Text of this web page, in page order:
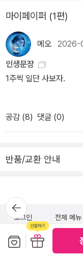
든든하게 한다. 주가 변
니라, 우량한 기업과
평온한 현금 흐름을 만
해 자산이 스스로 자라
한 마음으로 하는 것이 아님을 역설한다.
기술이나 낯선 용어에
세금 문제까지 미국 주
할 수 있을 만큼 친절한
다. 막연하게 어렵게만
들과 대화할 수 있는
유망한 기업에 대해 토
풍요롭게 만든다. 또한,
물려주는 것은 그 어떤
조하는 ‘천천히 부자가
게 더욱 깊은 울림으로 다가온다. 이 책은 주식
식으로 월급 두 번 받
과 도표들을 통해서 보
노력을 하고 있었습니다. 주식을 하는데
오를 것이라는 믿음만
있어서 타당한 근거를
여주고 있었습니다. 15
것이 아니라면, 회사가
직해지고 믿게 됩니다.
안전한 것임을 보여줍
주고 있습니다. 오래 전
라는 것을 깨달았습니
로 어떻게하면 주식을 하면서 성공할 수 있는가에 대해
접근해 가고 있으면서
설명해주고 있습니다.
식의 가장 상식적이면
마이페이퍼 (1편)
메오 2026-
인생문장
1주씩 일단 사보자.
공감 (8) 댓글 (0)
반품/교환 안내
뒤로가
기
로그인
전체 메뉴
(